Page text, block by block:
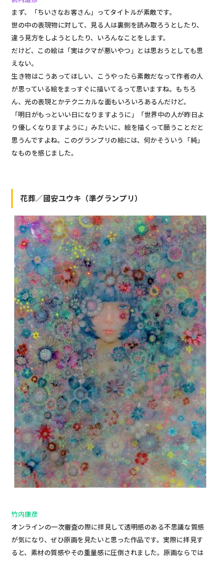
まず、「ちいさなお客さん」ってタイトルが素敵です。
世の中の表現物に対して、見る人は裏側を読み取ろうとしたり、
違う見方をしようとしたり、いろんなことをします。
だけど、この絵は「実はクマが悪いやつ」とは思おうとしても思
えない。
生き物はこうあってほしい、こうやったら素敵だなって作者の人
が思っている絵をまっすぐに描いてるって思いますね。もちろ
ん、光の表現とかテクニカルな面もいろいろあるんだけど。
「明日がもっといい日になりますように」「世界中の人が昨日よ
り優しくなりますように」みたいに、絵を描くって願うことだと
思うんですよね。このグランプリの絵には、何かそういう「純」
なものを感じました。
花葬／國安ユウキ（準グランプリ）
竹内康彦
オンラインの一次審査の際に拝見して透明感のある不思議な質感
が気になり、ぜひ原画を見たいと思った作品です。実際に拝見す
ると、素材の質感やその重量感に圧倒されました。原画ならでは